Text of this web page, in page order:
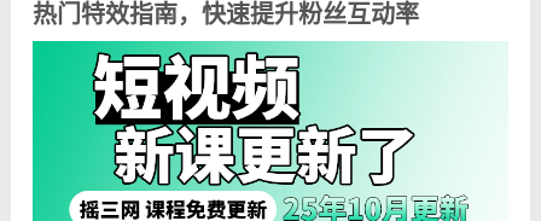
热门特效指南，快速提升粉丝互动率